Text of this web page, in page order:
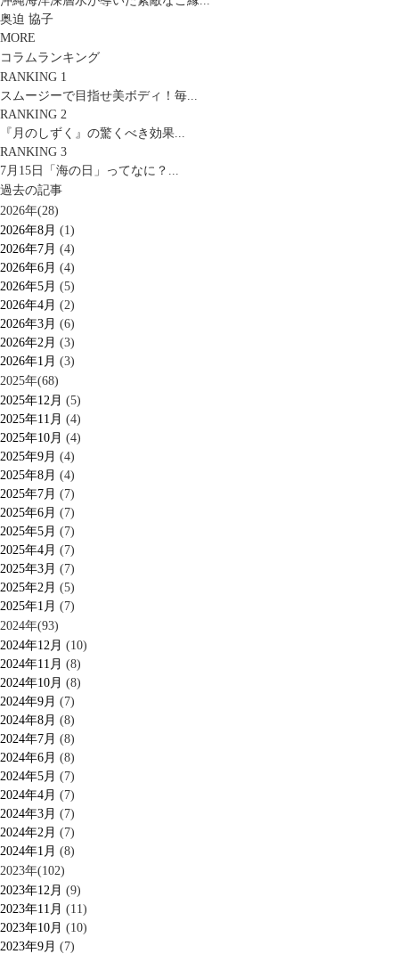
奥迫 協子
MORE
コラムランキング
RANKING 1
スムージーで目指せ美ボディ！毎...
RANKING 2
『月のしずく』の驚くべき効果...
RANKING 3
7月15日「海の日」ってなに？...
過去の記事
2026年(28)
2026年8月 (1)
2026年7月 (4)
2026年6月 (4)
2026年5月 (5)
2026年4月 (2)
2026年3月 (6)
2026年2月 (3)
2026年1月 (3)
2025年(68)
2025年12月 (5)
2025年11月 (4)
2025年10月 (4)
2025年9月 (4)
2025年8月 (4)
2025年7月 (7)
2025年6月 (7)
2025年5月 (7)
2025年4月 (7)
2025年3月 (7)
2025年2月 (5)
2025年1月 (7)
2024年(93)
2024年12月 (10)
2024年11月 (8)
2024年10月 (8)
2024年9月 (7)
2024年8月 (8)
2024年7月 (8)
2024年6月 (8)
2024年5月 (7)
2024年4月 (7)
2024年3月 (7)
2024年2月 (7)
2024年1月 (8)
2023年(102)
2023年12月 (9)
2023年11月 (11)
2023年10月 (10)
2023年9月 (7)